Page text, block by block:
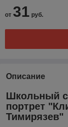
от 31 руб.
Описание
Школьный
портрет
Тимирязев"